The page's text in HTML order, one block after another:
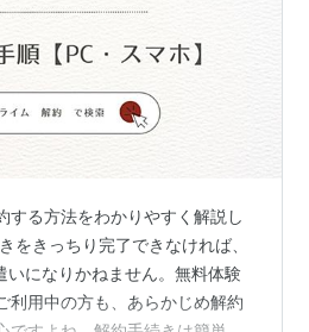
する方法をわかりやすく解説し
をきっちり完了できなければ、
いになりかねません。無料体験
利用中の方も、あらかじめ解約